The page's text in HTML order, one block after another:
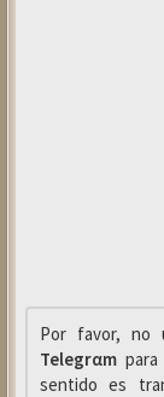
Por favor, no
Telegrαm
sentido es